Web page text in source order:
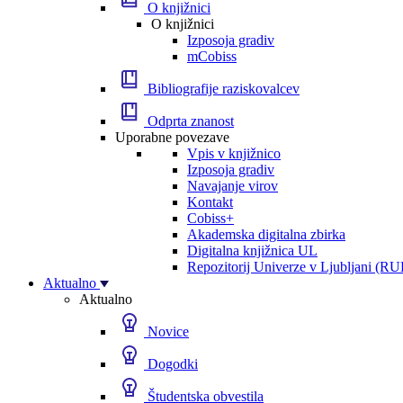
O knjižnici
O knjižnici
Izposoja gradiv
mCobiss
Bibliografije raziskovalcev
Odprta znanost
Uporabne povezave
Vpis v knjižnico
Izposoja gradiv
Navajanje virov
Kontakt
Cobiss+
Akademska digitalna zbirka
Digitalna knjižnica UL
Repozitorij Univerze v Ljubljani
Aktualno
Aktualno
Novice
Dogodki
Študentska obvestila